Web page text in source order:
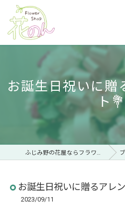
お誕生日祝いに贈
ト💐
ふじみ野の花屋ならフラワーショップ 花のん ブログ
お誕生日祝いに贈るアレ
2023/09/11